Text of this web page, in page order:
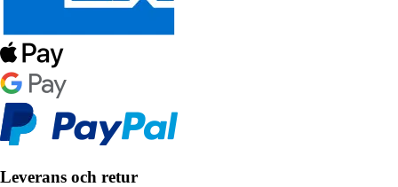
Leverans och retur